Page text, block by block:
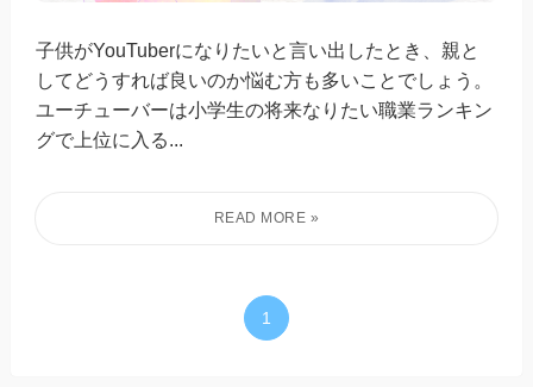
子供がYouTuberになりたいと言い出したとき、親と
してどうすれば良いのか悩む方も多いことでしょう。
ユーチューバーは小学生の将来なりたい職業ランキン
グで上位に入る...
1